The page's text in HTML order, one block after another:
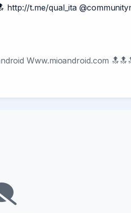
t.me/qual_ita
Www.mioandroid.com